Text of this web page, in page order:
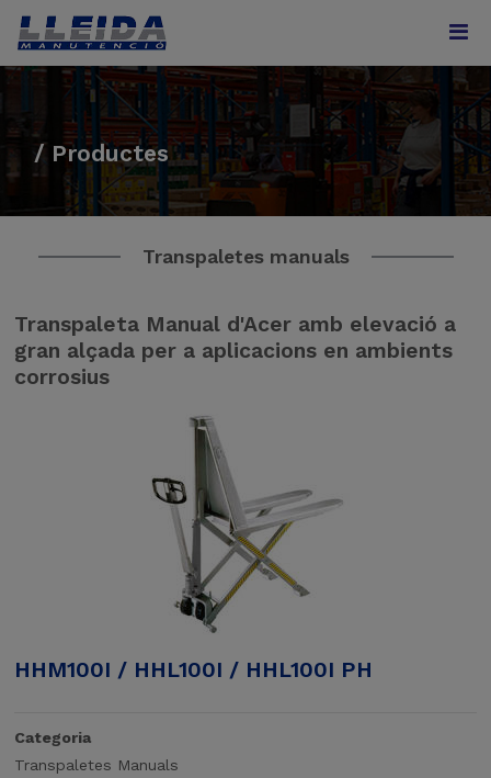
/ Productes
Transpaletes manuals
Transpaleta Manual d'Acer amb elevació a
gran alçada per a aplicacions en ambients
corrosius
HHM100I / HHL100I / HHL100I PH
Categoria
Transpaletes Manuals